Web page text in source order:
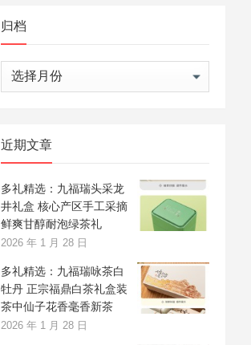
归档
归
档
近期文章
多礼精选：九福瑞头采龙
井礼盒 核心产区手工采摘
鲜爽甘醇耐泡绿茶礼
2026 年 1 月 28 日
多礼精选：九福瑞咏茶白
牡丹 正宗福鼎白茶礼盒装
茶中仙子花香毫香新茶
2026 年 1 月 28 日